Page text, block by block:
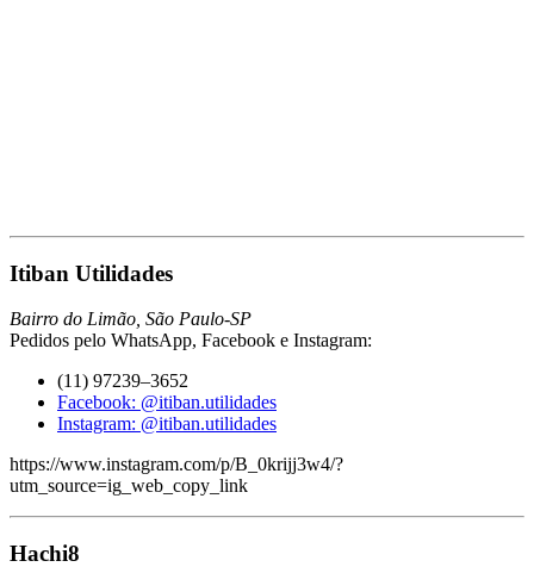
Itiban Utilidades
Bairro do Limão, São Paulo-SP
Pedidos pelo WhatsApp, Facebook e Instagram:
(11) 97239–3652
Facebook: @itiban.utilidades
Instagram: @itiban.utilidades
https://www.instagram.com/p/B_0krijj3w4/?
utm_source=ig_web_copy_link
Hachi8